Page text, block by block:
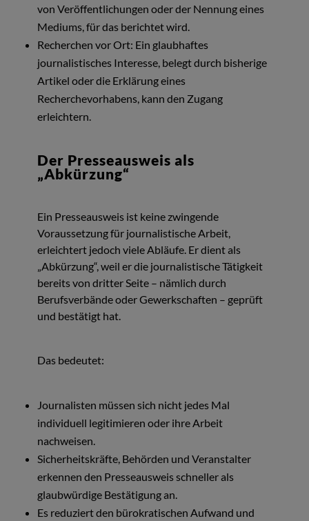
von Veröffentlichungen oder der Nennung eines
Mediums, für das berichtet wird.
Recherchen vor Ort: Ein glaubhaftes
journalistisches Interesse, belegt durch bisherige
Artikel oder die Erklärung eines
Recherchevorhabens, kann den Zugang
erleichtern.
Der Presseausweis als
„Abkürzung“
Ein Presseausweis ist keine zwingende
Voraussetzung für journalistische Arbeit,
erleichtert jedoch viele Abläufe. Er dient als
„Abkürzung“, weil er die journalistische Tätigkeit
bereits von dritter Seite – nämlich durch
Berufsverbände oder Gewerkschaften – geprüft
und bestätigt hat.
Das bedeutet:
Journalisten müssen sich nicht jedes Mal
individuell legitimieren oder ihre Arbeit
nachweisen.
Sicherheitskräfte, Behörden und Veranstalter
erkennen den Presseausweis schneller als
glaubwürdige Bestätigung an.
Es reduziert den bürokratischen Aufwand und